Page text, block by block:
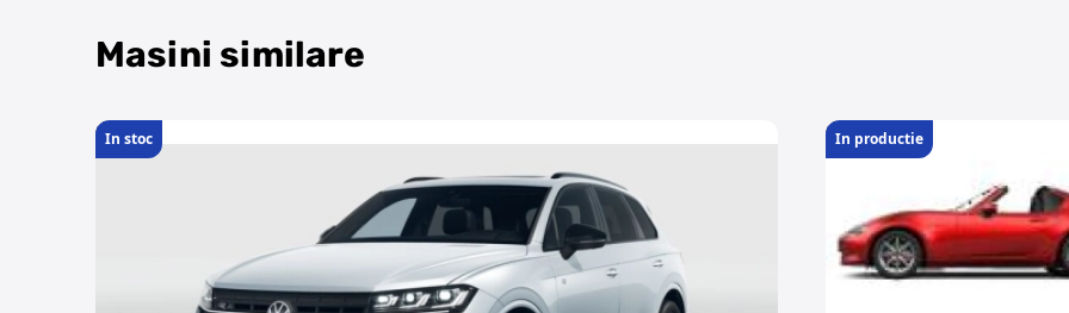
Masini similare
In stoc In productie